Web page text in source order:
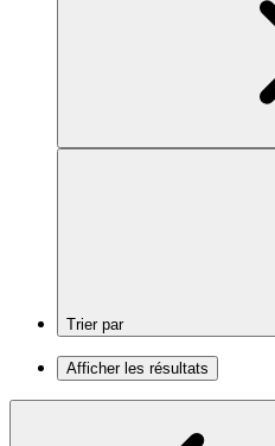
Trier par
Afficher les résultats